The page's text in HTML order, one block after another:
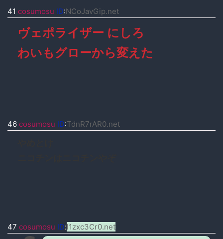
41 cosumosu ID:NCoJavGip.net
ヴェポライザー にしろ
わいもグローから変えた
46 cosumosu ID:TdnR7rAR0.net
47 cosumosu ID:l1zxc3Cr0.net